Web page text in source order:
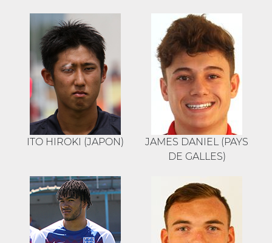
ITO HIROKI (JAPON)
JAMES DANIEL (PAYS
DE GALLES)